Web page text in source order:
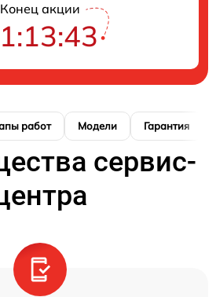
Конец акции
работ Модели Гарантия
сервис-